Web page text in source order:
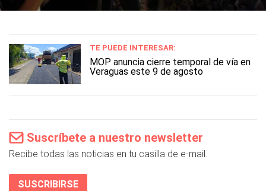
TE PUEDE INTERESAR:
MOP anuncia cierre temporal de vía en
Veraguas este 9 de agosto
Suscríbete a nuestro newsletter
Recibe todas las noticias en tu casilla de e-mail.
SUSCRIBIRSE